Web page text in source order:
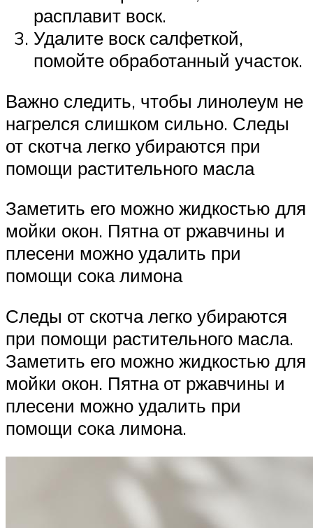
расплавит воск.
Удалите воск салфеткой,
помойте обработанный участок.
Важно следить, чтобы линолеум не
нагрелся слишком сильно. Следы
от скотча легко убираются при
помощи растительного масла
Заметить его можно жидкостью для
мойки окон. Пятна от ржавчины и
плесени можно удалить при
помощи сока лимона
Следы от скотча легко убираются
при помощи растительного масла.
Заметить его можно жидкостью для
мойки окон. Пятна от ржавчины и
плесени можно удалить при
помощи сока лимона.